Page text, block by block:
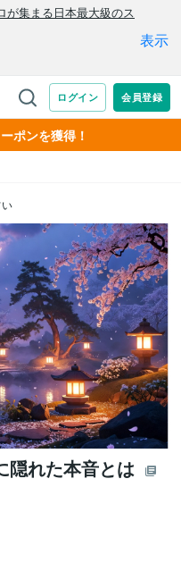
ポンを獲得！
隠れた本音とは